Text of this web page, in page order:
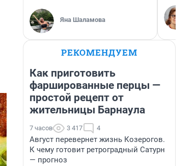
Яна Шаламова
РЕКОМЕНДУЕМ
Как приготовить
фаршированные перцы —
простой рецепт от
жительницы Барнаула
7 часов 3 417 4
Август перевернет жизнь Козерогов.
К чему готовит ретроградный Сатурн
— прогноз